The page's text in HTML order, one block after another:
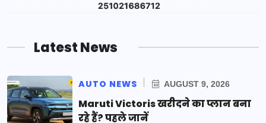
Latest News
AUTO NEWS AUGUST 9, 2026
Maruti Victoris खरीदने का प्लान बना
रहे हैं? पहले जानें